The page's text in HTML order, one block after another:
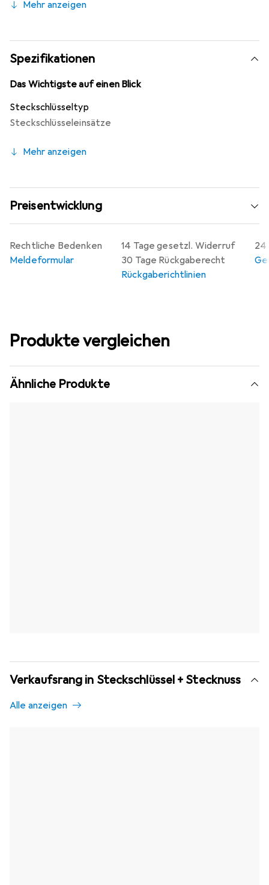
eine hohe Langlebigkeit und Widerstandsfähigkeit
schützt vor Korrosion und sorgt für eine ansprechende
Optik. Mit einer praktischen Mittenverstärkung
ausgestattet, bietet der Kreuzschlüssel zusätzliche
Stabilität und Sicherheit während der Anwendung. Die
einem handlichen Werkzeug, das in jeder Werkstatt oder
im Fahrzeug leicht verstaut werden kann. Der 28 PUV
was seine Qualität und Zuverlässigkeit unterstreicht.
Mehr anzeigen
Spezifikationen
Das Wichtigste auf einen Blick
Steckschlüsseltyp
Steckschlüsseleinsätze
Mehr anzeigen
Preisentwicklung
14 Tage gesetzl. Widerruf
30 Tage Rückgaberecht
Rückgaberichtlinien
24
Rechtliche Bedenken
Meldeformular
Produkte vergleichen
Ähnliche Produkte
Verkaufsrang in Steckschlüssel + Stecknuss
Alle anzeigen